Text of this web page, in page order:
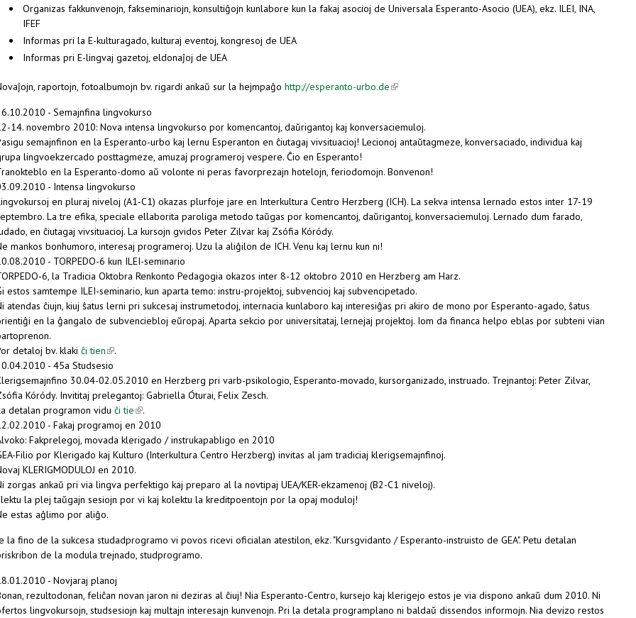
Organizas fakkunvenojn, fakseminariojn, konsultiĝojn kunlabore kun la fakaj asocioj de Universala Esperanto-Asocio (UEA), ekz. ILEI, INA,
IFEF
Informas pri la E-kulturagado, kulturaj eventoj, kongresoj de UEA
Informas pri E-lingvaj gazetoj, eldonaĵoj de UEA
raportojn, fotoalbumojn bv. rigardi ankaŭ sur la hejmpaĝo http://esperanto-urbo.de(link is external)
- Semajnfina lingvokurso
14. novembro 2010: Nova intensa lingvokurso por komencantoj, daŭrigantoj kaj konversaciemuloj.
semajnfinon en la Esperanto-urbo kaj lernu Esperanton en ĉiutagaj vivsituacioj! Lecionoj antaŭtagmeze, konversaciado, individua kaj
lingvoekzercado posttagmeze, amuzaj programeroj vespere. Ĉio en Esperanto!
en la Esperanto-domo aŭ volonte ni peras favorprezajn hotelojn, feriodomojn. Bonvenon!
- Intensa lingvokurso
en pluraj niveloj (A1-C1) okazas plurfoje jare en Interkultura Centro Herzberg (ICH). La sekva intensa lernado estos inter 17-19
La tre efika, speciale ellaborita paroliga metodo taŭgas por komencantoj, daŭrigantoj, konversaciemuloj. Lernado dum farado,
en ĉiutagaj vivsituacioj. La kursojn gvidos Peter Zilvar kaj Zsófia Kóródy.
mankos bonhumoro, interesaj programeroj. Uzu la aliĝilon de ICH. Venu kaj lernu kun ni!
- TORPEDO-6 kun ILEI-seminario
6, la Tradicia Oktobra Renkonto Pedagogia okazos inter 8-12 oktobro 2010 en Herzberg am Harz.
estos samtempe ILEI-seminario, kun aparta temo: instru-projektoj, subvencioj kaj subvencipetado.
atendas ĉiujn, kiuj ŝatus lerni pri sukcesaj instrumetodoj, internacia kunlaboro kaj interesiĝas pri akiro de mono por Esperanto-agado, ŝatus
en la ĝangalo de subvenciebloj eŭropaj. Aparta sekcio por universitataj, lernejaj projektoj. Iom da financa helpo eblas por subteni vian
detaloj bv. klaki ĉi tien(link is external)
.
- 45a Studsesio
30.04-02.05.2010 en Herzberg pri varb-psikologio, Esperanto-movado, kursorganizado, instruado. Trejnantoj: Peter Zilvar,
Kóródy. Invititaj prelegantoj: Gabriella Óturai, Felix Zesch.
detalan programon vidu ĉi tie(link is external)
.
- Fakaj programoj en 2010
Fakprelegoj, movada klerigado / instrukapabligo en 2010
Filio por Klerigado kaj Kulturo (Interkultura Centro Herzberg) invitas al jam tradiciaj klerigsemajnfinoj.
KLERIGMODULOJ en 2010.
zorgas ankaŭ pri via lingva perfektigo kaj preparo al la novtipaj UEA/KER-ekzamenoj (B2-C1 niveloj).
la plej taŭgajn sesiojn por vi kaj kolektu la kreditpoentojn por la opaj moduloj!
estas aĝlimo por aliĝo.
la fino de la sukcesa studadprogramo vi povos ricevi oficialan atestilon, ekz. "Kursgvidanto / Esperanto-instruisto de GEA". Petu detalan
de la modula trejnado, studprogramo.
- Novjaraj planoj
rezultodonan, feliĉan novan jaron ni deziras al ĉiuj! Nia Esperanto-Centro, kursejo kaj klerigejo estos je via dispono ankaŭ dum 2010. Ni
lingvokursojn, studsesiojn kaj multajn interesajn kunvenojn. Pri la detala programplano ni baldaŭ dissendos informojn. Nia devizo restos